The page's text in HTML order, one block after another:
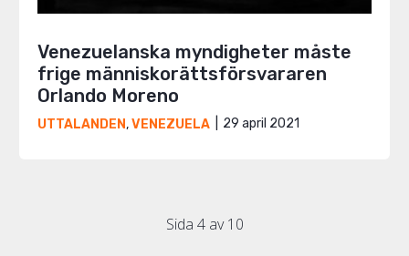
Venezuelanska myndigheter måste
frige människorättsförsvararen
Orlando Moreno
UTTALANDEN,VENEZUELA 29 april 2021
Sida 4 av 10